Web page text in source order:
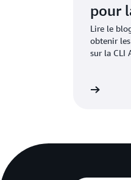
pour
Lire le
obtenir
sur la CLI